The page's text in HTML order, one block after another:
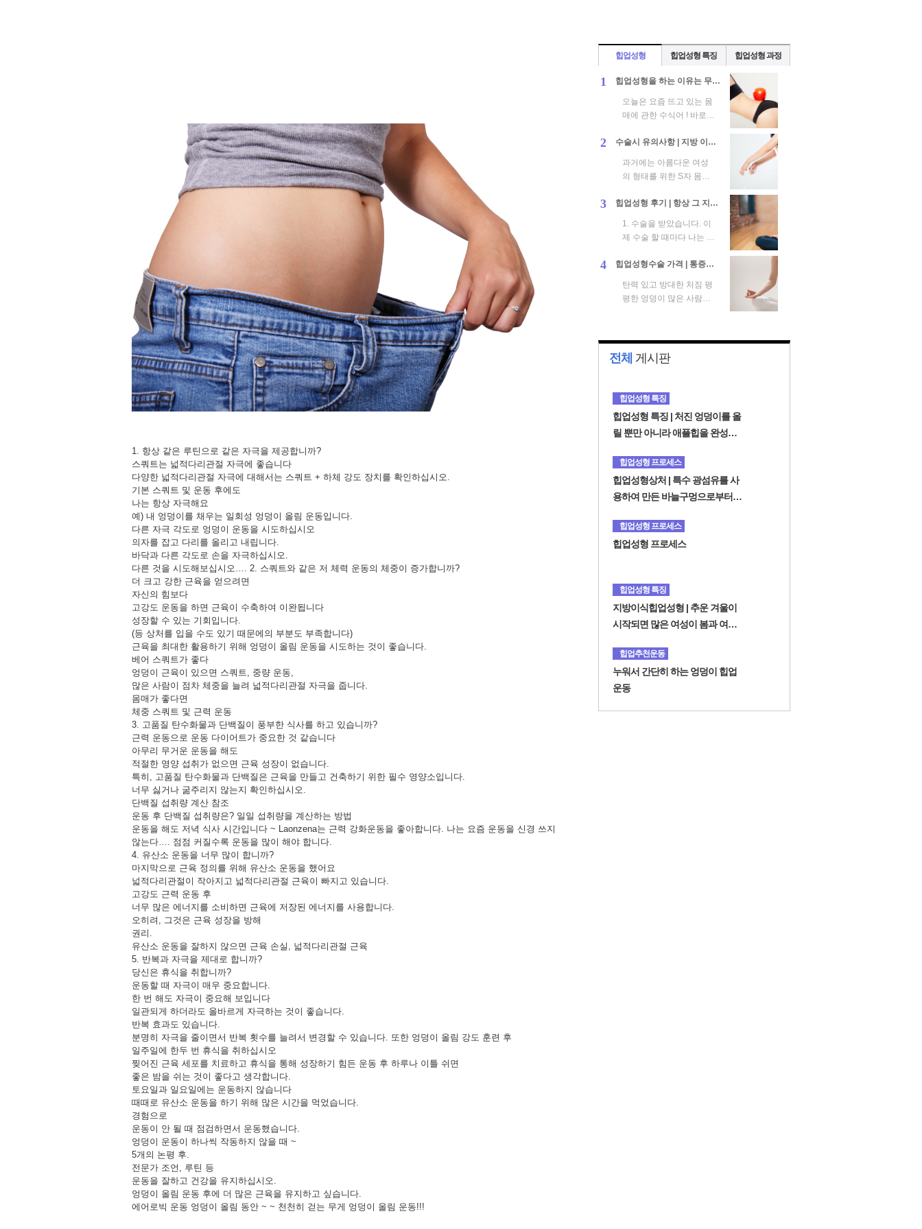
1. 항상 같은 루틴으로 같은 자극을 제공합니까?
스쿼트는 넓적다리관절 자극에 좋습니다
다양한 넓적다리관절 자극에 대해서는 스쿼트 + 하체 강도 장치를 확인하십시오.
기본 스쿼트 및 운동 후에도
나는 항상 자극해요
예) 내 엉덩이를 채우는 일회성 엉덩이 올림 운동입니다.
다른 자극 각도로 엉덩이 운동을 시도하십시오
의자를 잡고 다리를 올리고 내립니다.
바닥과 다른 각도로 손을 자극하십시오.
다른 것을 시도해보십시오…. 2. 스쿼트와 같은 저 체력 운동의 체중이 증가합니까?
더 크고 강한 근육을 얻으려면
자신의 힘보다
고강도 운동을 하면 근육이 수축하여 이완됩니다
성장할 수 있는 기회입니다.
(등 상처를 입을 수도 있기 때문에의 부분도 부족합니다)
근육을 최대한 활용하기 위해 엉덩이 올림 운동을 시도하는 것이 좋습니다.
베어 스쿼트가 좋다
엉덩이 근육이 있으면 스쿼트, 중량 운동,
많은 사람이 점차 체중을 늘려 넓적다리관절 자극을 줍니다.
몸매가 좋다면
체중 스쿼트 및 근력 운동
3. 고품질 탄수화물과 단백질이 풍부한 식사를 하고 있습니까?
근력 운동으로 운동 다이어트가 중요한 것 같습니다
아무리 무거운 운동을 해도
적절한 영양 섭취가 없으면 근육 성장이 없습니다.
특히, 고품질 탄수화물과 단백질은 근육을 만들고 건축하기 위한 필수 영양소입니다.
너무 싫거나 굶주리지 않는지 확인하십시오.
단백질 섭취량 계산 참조
운동 후 단백질 섭취량은? 일일 섭취량을 계산하는 방법
운동을 해도 저녁 식사 시간입니다 ~ Laonzena는 근력 강화운동을 좋아합니다. 나는 요즘 운동을 신경 쓰지
않는다…. 점점 커질수록 운동을 많이 해야 합니다.
4. 유산소 운동을 너무 많이 합니까?
마지막으로 근육 정의를 위해 유산소 운동을 했어요
넓적다리관절이 작아지고 넓적다리관절 근육이 빠지고 있습니다.
고강도 근력 운동 후
너무 많은 에너지를 소비하면 근육에 저장된 에너지를 사용합니다.
오히려, 그것은 근육 성장을 방해
권리.
유산소 운동을 잘하지 않으면 근육 손실, 넓적다리관절 근육
5. 반복과 자극을 제대로 합니까?
당신은 휴식을 취합니까?
운동할 때 자극이 매우 중요합니다.
한 번 해도 자극이 중요해 보입니다
일관되게 하더라도 올바르게 자극하는 것이 좋습니다.
반복 효과도 있습니다.
분명히 자극을 줄이면서 반복 횟수를 늘려서 변경할 수 있습니다. 또한 엉덩이 올림 강도 훈련 후
일주일에 한두 번 휴식을 취하십시오
찢어진 근육 세포를 치료하고 휴식을 통해 성장하기 힘든 운동 후 하루나 이틀 쉬면
좋은 밤을 쉬는 것이 좋다고 생각합니다.
토요일과 일요일에는 운동하지 않습니다
때때로 유산소 운동을 하기 위해 많은 시간을 먹었습니다.
경험으로
운동이 안 될 때 점검하면서 운동했습니다.
엉덩이 운동이 하나씩 작동하지 않을 때 ~
5개의 논평 후.
전문가 조언, 루틴 등
운동을 잘하고 건강을 유지하십시오.
엉덩이 올림 운동 후에 더 많은 근육을 유지하고 싶습니다.
에어로빅 운동 엉덩이 올림 동안 ~ ~ 천천히 걷는 무게 엉덩이 올림 운동!!!
힙업성형 힙업성형 특징 힙업성형 과정
1 힙업성형을 하는 이유는 무엇일까?
오늘은 요즘 뜨고 있는 몸
매에 관한 수식어 ! 바로
련된 이야기를 해보려고
2 수술시 유의사항 | 지방 이식의 경우 생착률은 개인마다 다르므로 생착률을 높이는 것이 중요
과거에는 아름다운 여성
의 형태를 위한 S자 몸매
언급됐습니다. 그러나 S
3 힙업성형 후기 | 항상 그 지역의 전문 병원을 찾습니다.
1. 수술을 받았습니다. 이
제 수술 할 때마다 나는 내
술을 받아야 하므로 항상
4 힙업성형수술 가격 | 통증이나 부작용을 걱정하지 않고 체계적으로
탄력 있고 방대한 처짐 평
평한 엉덩이 많은 사람이
고 ...
전체 게시판
힙업성형 특징
힙업성형 특징 | 처진 엉덩이를 올
릴 뿐만 아니라 애플힙을 완성시
힙업성형 프로세스
힙업성형상처 | 특수 광섬유를 사
용하여 만든 바늘구멍으로부터
습니다
힙업성형 프로세스
힙업성형 프로세스
힙업성형 특징
지방이식힙업성형 | 추운 겨울이
시작되면 많은 여성이 봄과 여름
니다.
힙업추천운동
누워서 간단히 하는 엉덩이 힙업
운동